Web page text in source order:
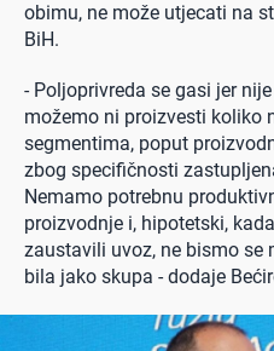
obimu, ne može utjecati na
BiH.
- Poljoprivreda se gasi jer
možemo ni proizvesti koliko
segmentima, poput
zbog specifičnosti
Nemamo potrebnu
proizvodnje i, hipotetski,
zaustavili uvoz, ne bismo se
bila jako skupa - dodaje